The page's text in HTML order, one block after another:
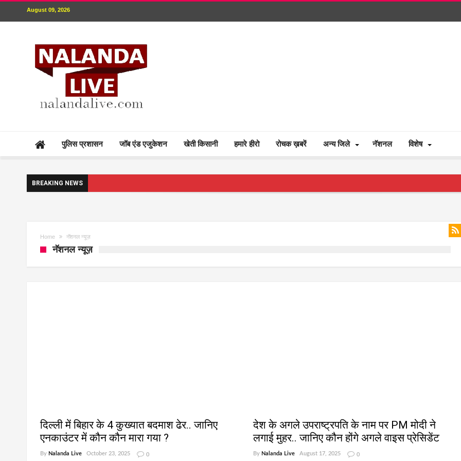
August 09, 2026
पुलिस प्रशासन जॉब एंड एजुकेशन खेती किसानी हमारे हीरो रोचक ख़बरें अन्य जिले नॅशनल विशेष
BREAKING NEWS
Home नॅशनल न्यूज़
नॅशनल न्यूज़
दिल्ली में बिहार के 4 कुख्यात बदमाश ढेर.. जानिए
एनकाउंटर में कौन कौन मारा गया ?
By Nalanda Live October 23, 2025 0
देश के अगले उपराष्ट्रपति के नाम पर PM मोदी ने
लगाई मुहर.. जानिए कौन होंगे अगले वाइस प्रेसिडेंट
By Nalanda Live August 17, 2025 0